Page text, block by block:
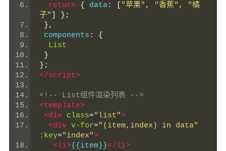
return
{ data: "苹果" , "香蕉" ,
"橘
子"
};
},
components :
{
List
}
};
</script>
<!-- List组件渲染列表 -->
<template>
<div class="list">
<div v-for="(item,index) in data"
: key="index">
<li>{{item}}</li>